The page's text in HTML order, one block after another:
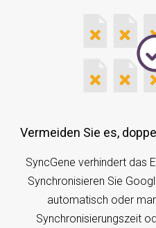
Vermeiden Sie es,
SyncGene verhindert das
Synchronisieren Sie
automatisch oder
Synchronisierungszeit